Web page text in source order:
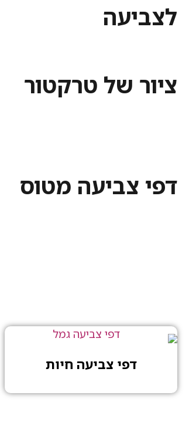
לצביעה
ציור של טרקטור
דפי צביעה מטוס
דפי צביעה חיות